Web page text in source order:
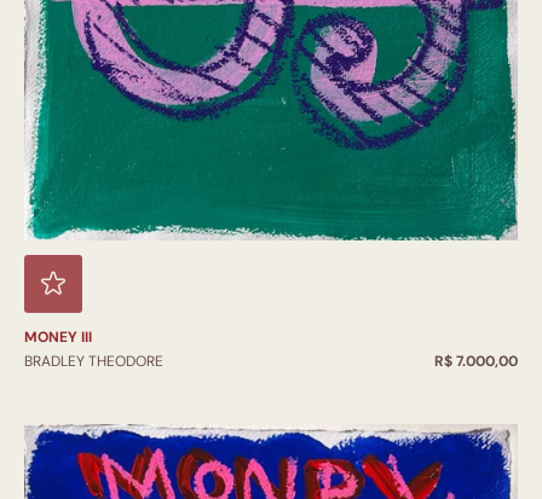
MONEY III
BRADLEY THEODORE
R$ 7.000,00